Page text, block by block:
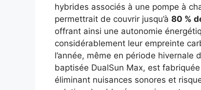
hybrides associés à une pompe à
permettrait de couvrir jusqu’à 80 %
offrant ainsi une autonomie
considérablement leur empreinte
l’année, même en période
baptisée DualSun Max, est
éliminant nuisances sonores et